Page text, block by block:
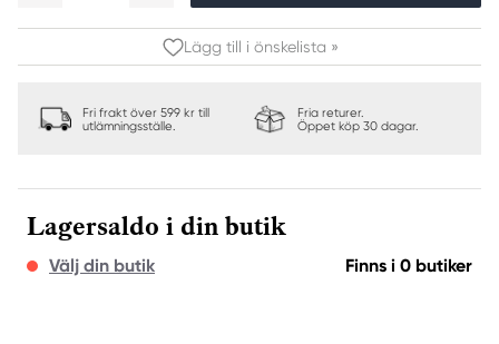
Lägg till i önskelista »
Fri frakt över 599 kr till
utlämningsställe.
Fria returer.
Öppet köp 30 dagar.
Lagersaldo i din butik
Välj din butik Finns i 0 butiker